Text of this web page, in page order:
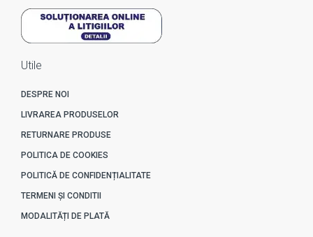
Utile
DESPRE NOI
LIVRAREA PRODUSELOR
RETURNARE PRODUSE
POLITICA DE COOKIES
POLITICĂ DE CONFIDENȚIALITATE
TERMENI ȘI CONDITII
MODALITĂȚI DE PLATĂ